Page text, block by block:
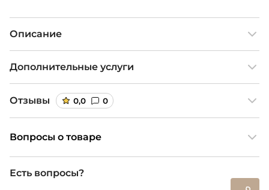
Описание
Дополнительные услуги
Отзывы 0,0 0
Вопросы о товаре
Есть вопросы?